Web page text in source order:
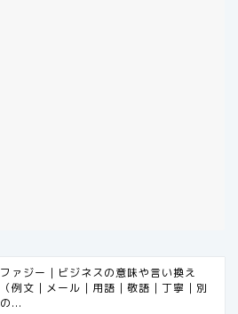
ファジー｜ビジネスの意味や言い換え
（例文｜メール｜用語｜敬語｜丁寧｜別
の...